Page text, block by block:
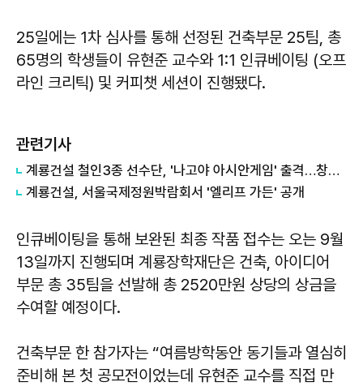
25일에는 1차 심사를 통해 선정된 건축부문 25팀, 총
65명의 학생들이 유현준 교수와 1:1 인큐베이팅 (오프
라인 크리틱) 및 커피챗 세션이 진행됐다.
관련기사
계룡건설 철인3종 선수단, '나고야 아시안게임' 출격…창단 첫 메달 조준
계룡건설, 서울국제정원박람회서 '엘리프 가든' 공개
인큐베이팅을 통해 보완된 최종 작품 접수는 오는 9월
13일까지 진행되며 계룡장학재단은 건축, 아이디어
부문 총 35팀을 선발해 총 2520만원 상당의 상금을
수여할 예정이다.
건축부문 한 참가자는 “여름방학동안 동기들과 열심히
준비해 본 첫 공모전이었는데 유현준 교수를 직접 만